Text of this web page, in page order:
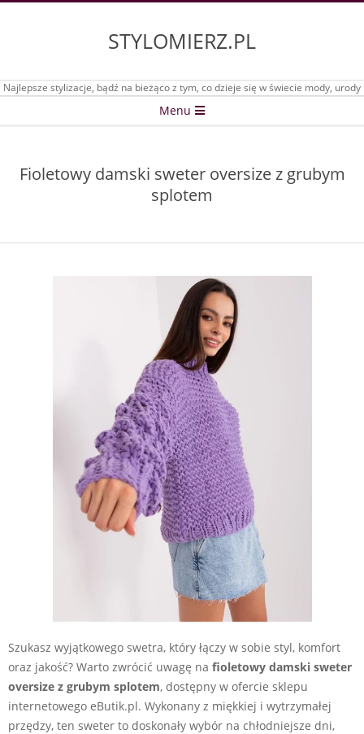
STYLOMIERZ.PL
Najlepsze stylizacje, bądź na bieżąco z tym, co dzieje się w świecie mody, urody
Menu
Fioletowy damski sweter oversize z grubym
splotem
Szukasz wyjątkowego swetra, który łączy w sobie styl, komfort
oraz jakość? Warto zwrócić uwagę na fioletowy damski sweter
oversize z grubym splotem, dostępny w ofercie sklepu
internetowego eButik.pl. Wykonany z miękkiej i wytrzymałej
przędzy, ten sweter to doskonały wybór na chłodniejsze dni,